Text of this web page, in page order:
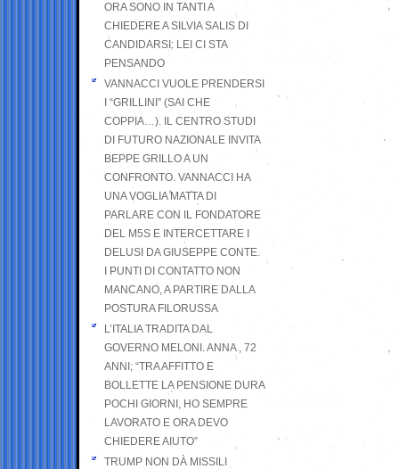
ORA SONO IN TANTI A
CHIEDERE A SILVIA SALIS DI
CANDIDARSI: LEI CI STA
PENSANDO
VANNACCI VUOLE PRENDERSI
I “GRILLINI” (SAI CHE
COPPIA…). IL CENTRO STUDI
DI FUTURO NAZIONALE INVITA
BEPPE GRILLO A UN
CONFRONTO. VANNACCI HA
UNA VOGLIA MATTA DI
PARLARE CON IL FONDATORE
DEL M5S E INTERCETTARE I
DELUSI DA GIUSEPPE CONTE.
I PUNTI DI CONTATTO NON
MANCANO, A PARTIRE DALLA
POSTURA FILORUSSA
L’ITALIA TRADITA DAL
GOVERNO MELONI. ANNA , 72
ANNI; “TRA AFFITTO E
BOLLETTE LA PENSIONE DURA
POCHI GIORNI, HO SEMPRE
LAVORATO E ORA DEVO
CHIEDERE AIUTO”
TRUMP NON DÀ MISSILI